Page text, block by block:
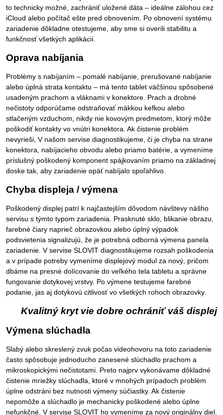
to technicky možné, zachrániť uložené dáta – ideálne zálohou cez
iCloud alebo počítač ešte pred obnovením. Po obnovení systému
zariadenie dôkladne otestujeme, aby sme si overili stabilitu a
funkčnosť všetkých aplikácií.
Oprava nabíjania
Problémy s nabíjaním – pomalé nabíjanie, prerušované nabíjanie
alebo úplná strata kontaktu – má tento tablet väčšinou spôsobené
usadeným prachom a vláknami v konektore. Prach a drobné
nečistoty odporúčame odstraňovať mäkkou kefkou alebo
stlačeným vzduchom, nikdy nie kovovým predmetom, ktorý môže
poškodiť kontakty vo vnútri konektora. Ak čistenie problém
nevyrieši, V našom servise diagnostikujeme, či je chyba na strane
konektora, nabíjacieho obvodu alebo priamo batérie, a vymeníme
príslušný poškodený komponent spájkovaním priamo na základnej
doske tak, aby zariadenie opäť nabíjalo spoľahlivo.
Chyba displeja / výmena
Poškodený displej patrí k najčastejším dôvodom návštevy nášho
servisu s týmto typom zariadenia. Prasknuté sklo, blikanie obrazu,
farebné čiary naprieč obrazovkou alebo úplný výpadok
podsvietenia signalizujú, že je potrebná odborná výmena panela
zariadenie. V servise SLOVIT diagnostikujeme rozsah poškodenia
a v prípade potreby vymeníme displejový modul za nový, pričom
dbáme na presné dolícovanie do veľkého tela tabletu a správne
fungovanie dotykovej vrstvy. Po výmene testujeme farebné
podanie, jas aj dotykovú citlivosť vo všetkých rohoch obrazovky.
Kvalitný kryt vie dobre ochrániť váš displej
Výmena slúchadla
Slabý alebo skreslený zvuk počas videohovoru na toto zariadenie
často spôsobuje jednoducho zanesené slúchadlo prachom a
mikroskopickými nečistotami. Preto najprv vykonávame dôkladné
čistenie mriežky slúchadla, ktoré v mnohých prípadoch problém
úplne odstráni bez nutnosti výmeny súčiastky. Ak čistenie
nepomôže a slúchadlo je mechanicky poškodené alebo úplne
nefunkčné, V servise SLOVIT ho vymeníme za nový originálny diel.